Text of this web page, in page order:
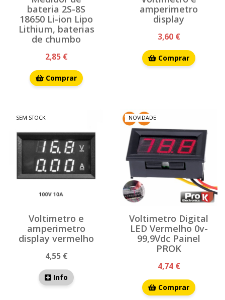
bateria 2S-8S
18650 Li-ion Lipo
Lithium, baterias
de chumbo
2,85 €
Comprar
amperimetro
display
3,60 €
Comprar
SEM STOCK
Voltimetro e
amperimetro
display vermelho
4,55 €
Info
NOVIDADE
Voltimetro Digital
LED Vermelho 0v-
99,9Vdc Painel
PROK
4,74 €
Comprar